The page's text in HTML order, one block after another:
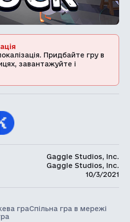
Придбайте гру в
завантажуйте і
Gaggle Studios, Inc.
Gaggle Studios, Inc.
10/3/2021
граСпільна гра в мережі